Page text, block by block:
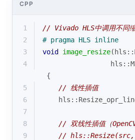
CPP
1
// Vivado HLS中调用不同
2
# pragma HLS inline
3
void image_resize
4
{
5
// 线性插值
6
    hls::
7
8
// 双线性插值（OpenCV
9
// hls::Resize(src,